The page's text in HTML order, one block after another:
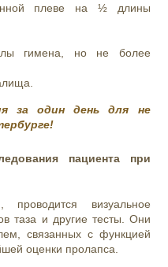
плеве на ½ длины
гимена, но не более
за один день для не
пациента при
визуальное
таза и другие тесты. Они
связанных с функцией
оценки пролапса.